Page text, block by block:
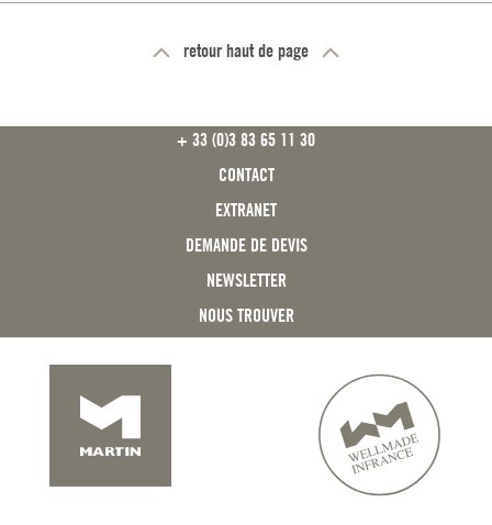
retour haut de page
+ 33 (0)3 83 65 11 30
CONTACT
EXTRANET
DEMANDE DE DEVIS
NEWSLETTER
NOUS TROUVER